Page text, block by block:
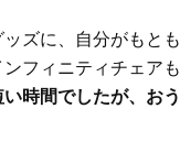
ズに、自分がもと
フィニティチェアも
い時間でしたが、お